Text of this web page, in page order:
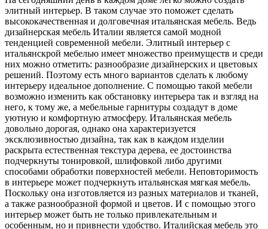
элитный интерьер. В таком случае это поможет сделать
высококачественная и долговечная итальянская мебель. Ведь
дизайнерская мебель Италии является самой модной
тенденцией современной мебели. Элитный интерьер с
итальянскрой мебелью имеет множество преимуществ и среди
них можно отметить: разнообразие дизайнерских и цветовых
решений. Поэтому есть много вариантов сделать к любому
интерьеру идеальное дополнение. С помощью такой мебели
возможно изменить как обстановку интерьера так и взгляд на
него, к тому же, а мебельные гарнитуры создадут в доме
уютную и комфортную атмосферу. Итальянская мебель
довольно дорогая, однако она характеризуется
эксклюзивностью дизайна, так как в каждом изделии
раскрыта естественная текстура дерева, ее достоинства
подчеркнуты тонировкой, шлифовкой либо другими
способами обработки поверхностей мебели. Неповторимость
в интерьере может подчеркнуть итальянская мягкая мебель.
Поскольку она изготовляется из разных материалов и тканей,
а также разнообразной формой и цветов. И с помощью этого
интерьер может быть не только привлекательным и
особенным, но и привнести удобство. Италийская мебель это